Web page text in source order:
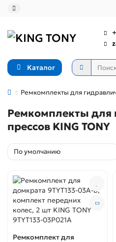
Каталог
Ремкомплекты для
Ремкомплекты для
прессов KING TONY
Ремкомплект для